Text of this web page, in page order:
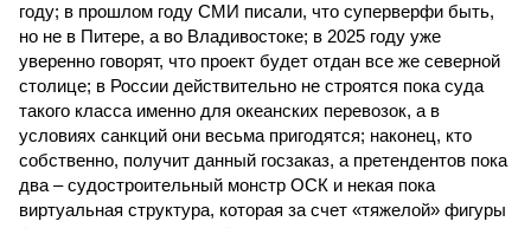
году; в прошлом году СМИ писали, что суперверфи быть,
но не в Питере, а во Владивостоке; в 2025 году уже
уверенно говорят, что проект будет отдан все же северной
столице; в России действительно не строятся пока суда
такого класса именно для океанских перевозок, а в
условиях санкций они весьма пригодятся; наконец, кто
собственно, получит данный госзаказ, а претендентов пока
два – судостроительный монстр ОСК и некая пока
виртуальная структура, которая за счет «тяжелой» фигуры